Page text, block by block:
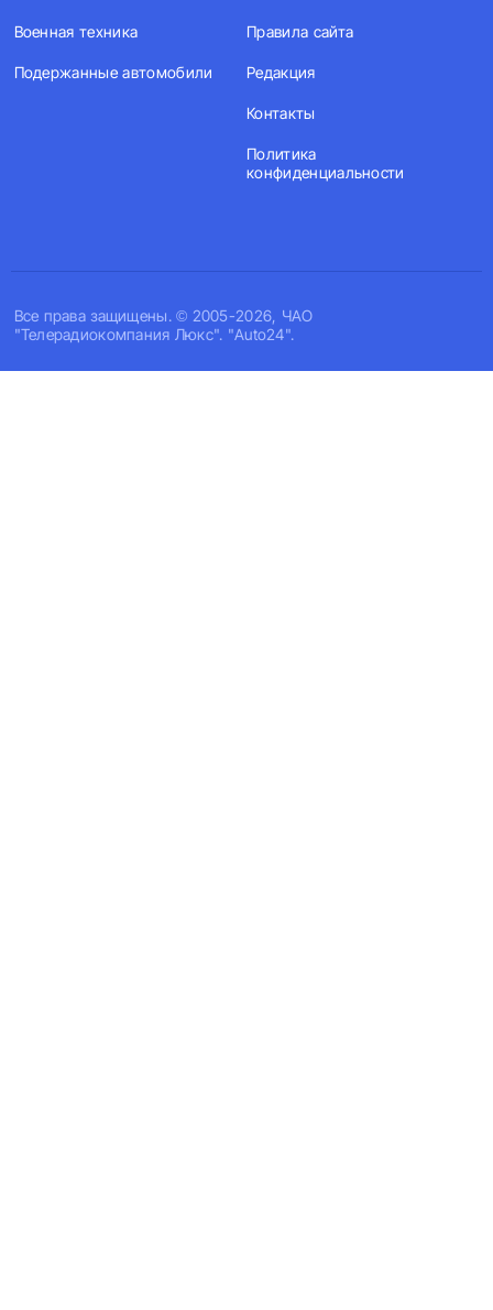
Все права защищены. © 2005-2026, ЧАО
"Телерадиокомпания Люкс". "Auto24".
Военная техника
Подержанные автомобили
Правила сайта
Редакция
Контакты
Политика
конфиденциальности